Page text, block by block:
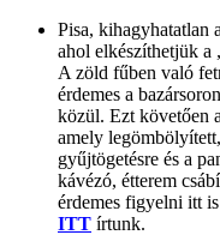
Pisa, kihagyhatatlan
ahol elkészíthetjük a
A zöld fűben való
érdemes a
közül. Ezt követően
amely
gyűjtögetésre és a
kávézó, étterem
érdemes figyelni itt
ITT írtunk.